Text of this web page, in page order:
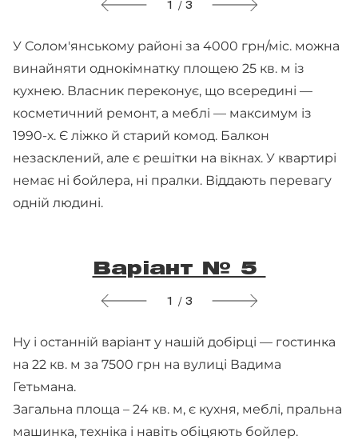
1 / 3
У Солом'янському районі за 4000 грн/міс. можна
винайняти однокімнатку площею 25 кв. м із
кухнею. Власник переконує, що всередині —
косметичний ремонт, а меблі — максимум із
1990-х. Є ліжко й старий комод. Балкон
незасклений, але є решітки на вікнах. У квартирі
немає ні бойлера, ні пралки. Віддають перевагу
одній людині.
Варіант № 5
1 / 3
Ну і останній варіант у нашій добірці — гостинка
на 22 кв. м за 7500 грн на вулиці Вадима
Гетьмана.
Загальна площа – 24 кв. м, є кухня, меблі, пральна
машинка, техніка і навіть обіцяють бойлер.